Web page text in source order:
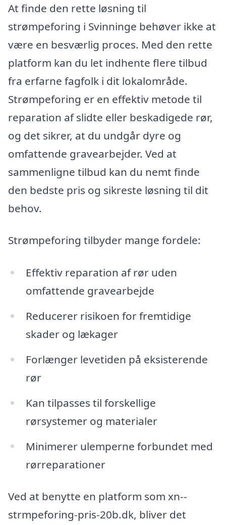
At finde den rette løsning til
strømpeforing i Svinninge behøver ikke at
være en besværlig proces. Med den rette
platform kan du let indhente flere tilbud
fra erfarne fagfolk i dit lokalområde.
Strømpeforing er en effektiv metode til
reparation af slidte eller beskadigede rør,
og det sikrer, at du undgår dyre og
omfattende gravearbejder. Ved at
sammenligne tilbud kan du nemt finde
den bedste pris og sikreste løsning til dit
behov.
Strømpeforing tilbyder mange fordele:
Effektiv reparation af rør uden
omfattende gravearbejde
Reducerer risikoen for fremtidige
skader og lækager
Forlænger levetiden på eksisterende
rør
Kan tilpasses til forskellige
rørsystemer og materialer
Minimerer ulemperne forbundet med
rørreparationer
Ved at benytte en platform som xn--
strmpeforing-pris-20b.dk, bliver det